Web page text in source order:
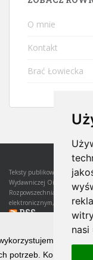
potrzeb.
nasi
O mnie
Kontakt
Brać Łowiecka
Teksty publikowane w
Wydawniczej Oikos Sp. z o.o..
Rozpowszechnianie
elektronicznym, jak i na
RSS
ARCHIWUM